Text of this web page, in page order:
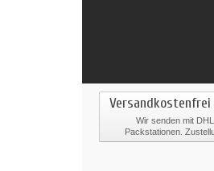
Versandkostenfrei
Wir senden mit
Packstationen.